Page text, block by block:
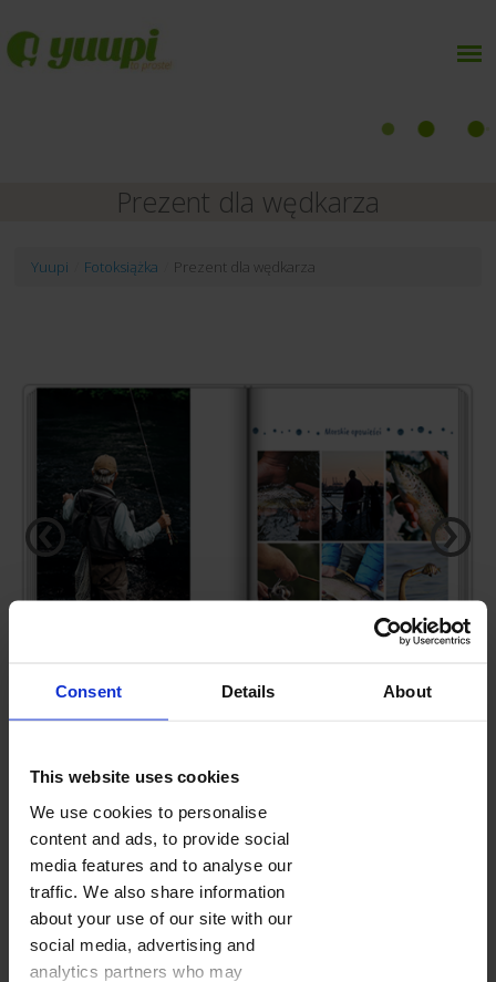
Consent Details About
This website uses cookies
We use cookies to personalise
content and ads, to provide social
media features and to analyse our
traffic. We also share information
about your use of our site with our
social media, advertising and
analytics partners who may
Prezent dla wędkarza
Yuupi Fotoksiążka Prezent dla wędkarza
‹ ›
FOTOKSIĄŻKA(28-160 STRON)
Kolejne strony dodasz w edytorze w trakcie projektowania.
Cennik